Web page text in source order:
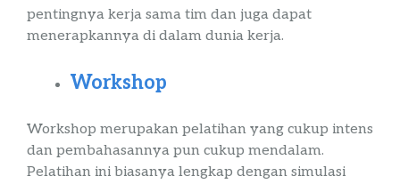
pentingnya kerja sama tim dan juga dapat
menerapkannya di dalam dunia kerja.
Workshop
Workshop merupakan pelatihan yang cukup intens
dan pembahasannya pun cukup mendalam.
Pelatihan ini biasanya lengkap dengan simulasi